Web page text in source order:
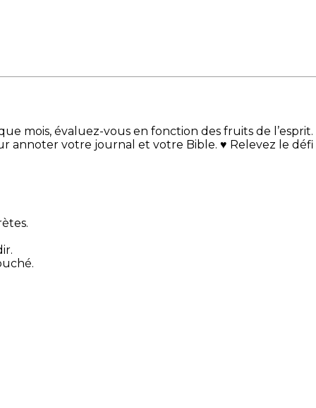
mois, évaluez-vous en fonction des fruits de l’esprit.
annoter votre journal et votre Bible. ♥ Relevez le défi